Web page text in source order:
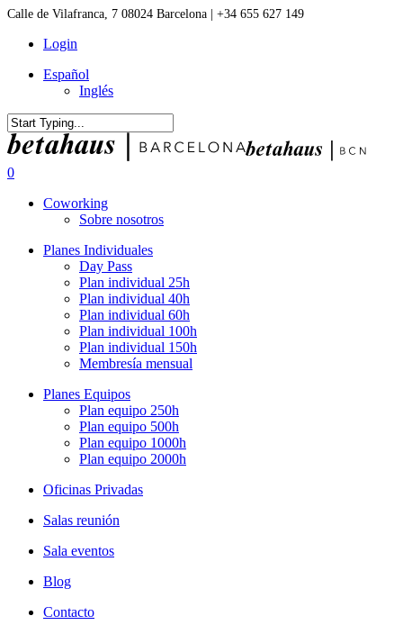
Skip
main
Calle de Vilafranca, 7 08024 Barcelona | +34 655 627 149
Login
Español
Inglés
Close
Search
0
Coworking
Sobre nosotros
Planes Individuales
Day Pass
Plan individual 25h
Plan individual 40h
Plan individual 60h
Plan individual 100h
Plan individual 150h
Membresía mensual
Planes Equipos
Plan equipo 250h
Plan equipo 500h
Plan equipo 1000h
Plan equipo 2000h
Oficinas Privadas
Salas reunión
Sala eventos
Blog
Contacto